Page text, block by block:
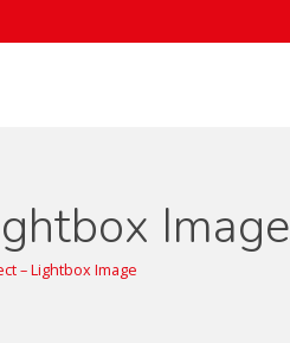
Image
– Lightbox Image